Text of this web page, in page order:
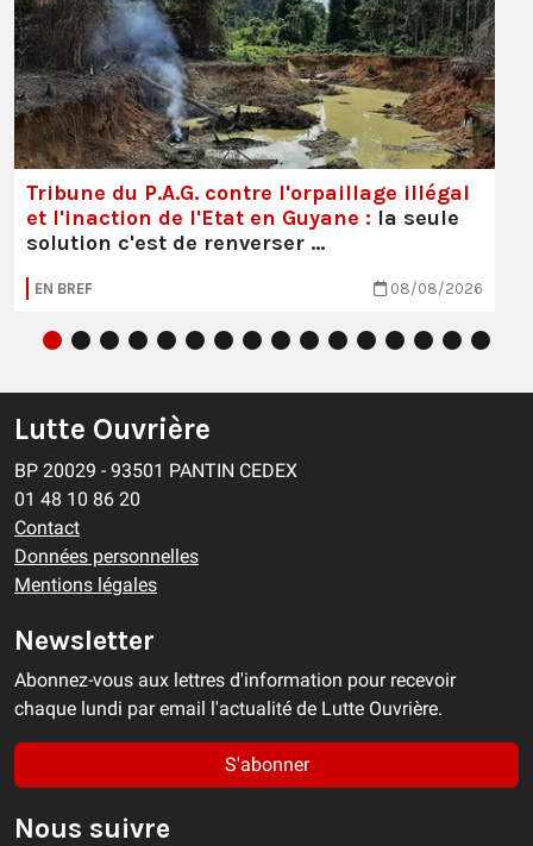
Tribune du P.A.G. contre l'orpaillage illégal
et l'inaction de l'Etat en Guyane : la seule
solution c'est de renverser …
EN BREF 08/08/2026
Lutte Ouvrière
BP 20029 - 93501 PANTIN CEDEX
01 48 10 86 20
Contact
Données personnelles
Mentions légales
Newsletter
Abonnez-vous aux lettres d'information pour recevoir
chaque lundi par email l'actualité de Lutte Ouvrière.
S'abonner
Nous suivre